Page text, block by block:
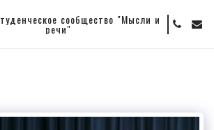
сообщество "Мысли и
речи"